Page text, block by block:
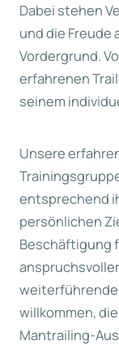
Dabei stehen
und die Freude
Vordergrund.
erfahrenen
seinem
Unsere
entsprechend
persönlichen
Beschäftigung
willkommen,
Mantrailing-